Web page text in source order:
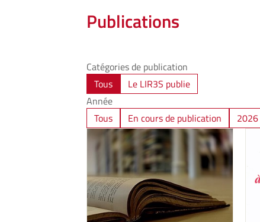
Publications
Catégories de publication
Tous
Le LIR3S publie
Année
Tous
En cours de publication 2026